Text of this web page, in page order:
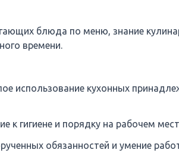
блюда по меню, знание
времени.
использование кухонных
к гигиене и порядку на рабочем
обязанностей и умение